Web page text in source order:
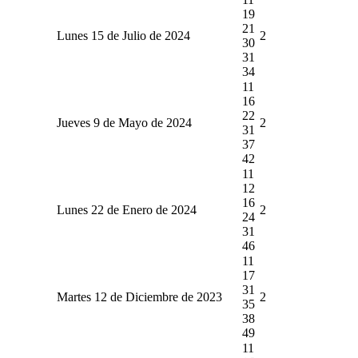
Lunes 15 de Julio de 2024
19
21
30
31
34
2
Jueves 9 de Mayo de 2024
11
16
22
31
37
42
2
Lunes 22 de Enero de 2024
11
12
16
24
31
46
2
Martes 12 de Diciembre de 2023
11
17
31
35
38
49
2
11